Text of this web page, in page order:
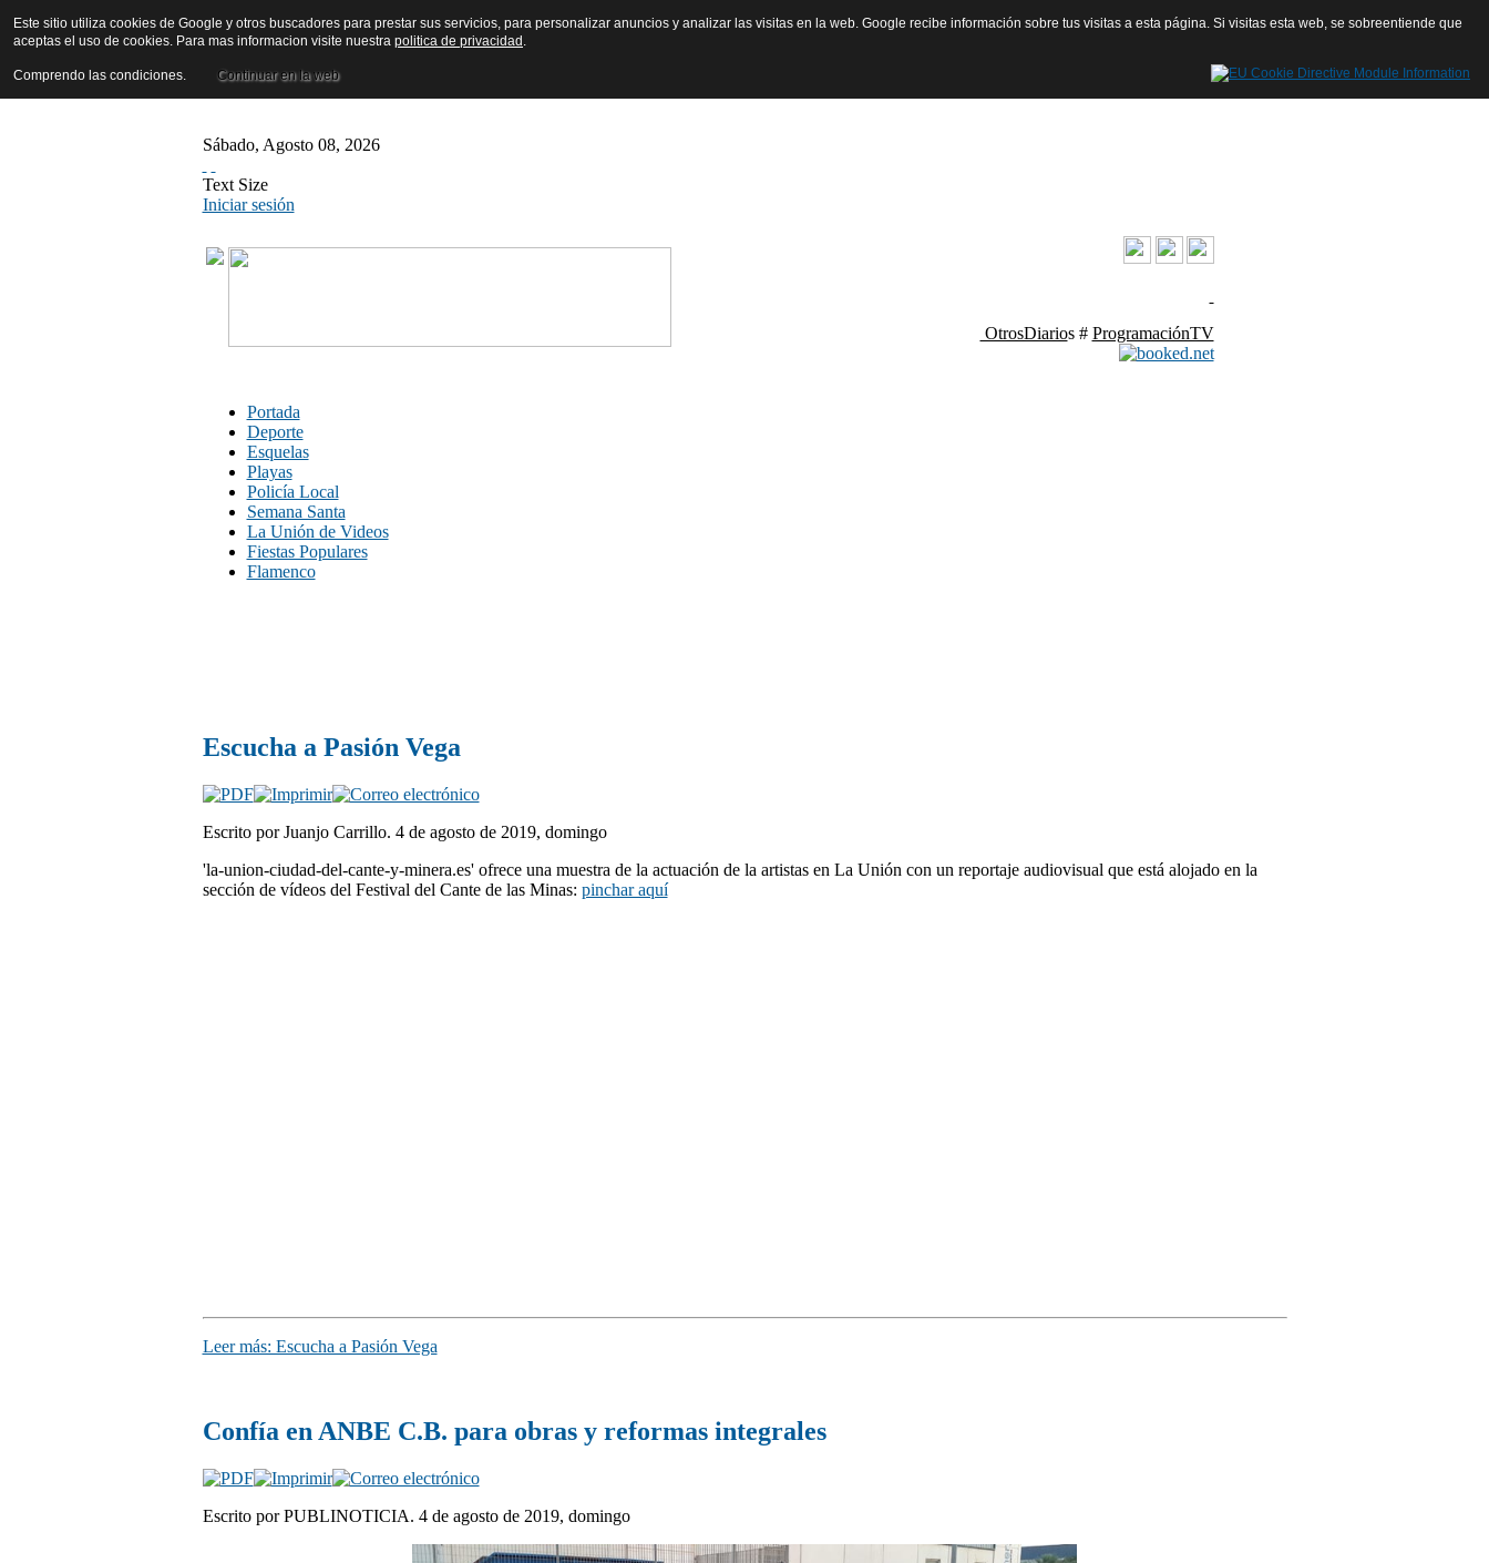
Sábado, Agosto 08, 2026
Text Size
Iniciar sesión
OtrosDiarios # ProgramaciónTV
Portada
Deporte
Esquelas
Playas
Policía Local
Semana Santa
La Unión de Videos
Fiestas Populares
Flamenco
Escucha a Pasión Vega
Escrito por Juanjo Carrillo. 4 de agosto de 2019, domingo
'la-union-ciudad-del-cante-y-minera.es' ofrece una muestra de la actuación de la artistas en La Unión con un reportaje audiovisual que está alojado en la
sección de vídeos del Festival del Cante de las Minas: pinchar aquí
Leer más: Escucha a Pasión Vega
Confía en ANBE C.B. para obras y reformas integrales
Escrito por PUBLINOTICIA. 4 de agosto de 2019, domingo
Este sitio utiliza cookies de Google y otros buscadores para prestar sus servicios, para personalizar anuncios y analizar las visitas en la web. Google recibe información sobre tus visitas a esta página. Si visitas esta web, se sobreentiende que
aceptas el uso de cookies. Para mas informacion visite nuestra politica de privacidad .
Comprendo las condiciones. Continuar en la web